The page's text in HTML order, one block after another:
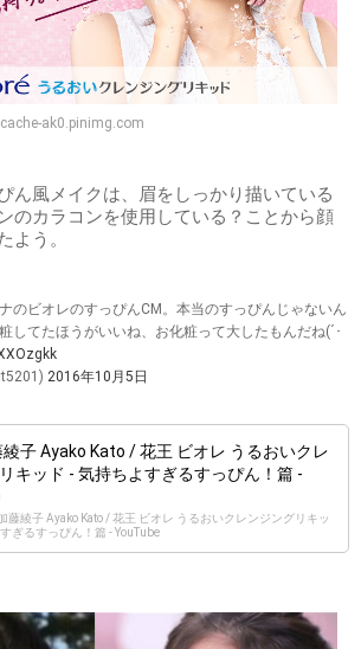
ak0.pinimg.com
ん風メイクは、眉をしっかり描いている
のカラコンを使用している？ことから顔
よう。
のビオレのすっぴんCM。本当のすっぴんじゃないん
してたほうがいいね、お化粧って大したもんだね(´･
2016年10月5日
綾子 Ayako Kato / 花王 ビオレ うるおいクレ
キッド - 気持ちよすぎるすっぴん！篇 -
藤綾子 Ayako Kato / 花王 ビオレ うるおいクレンジングリキッ
ぎるすっぴん！篇 - YouTube